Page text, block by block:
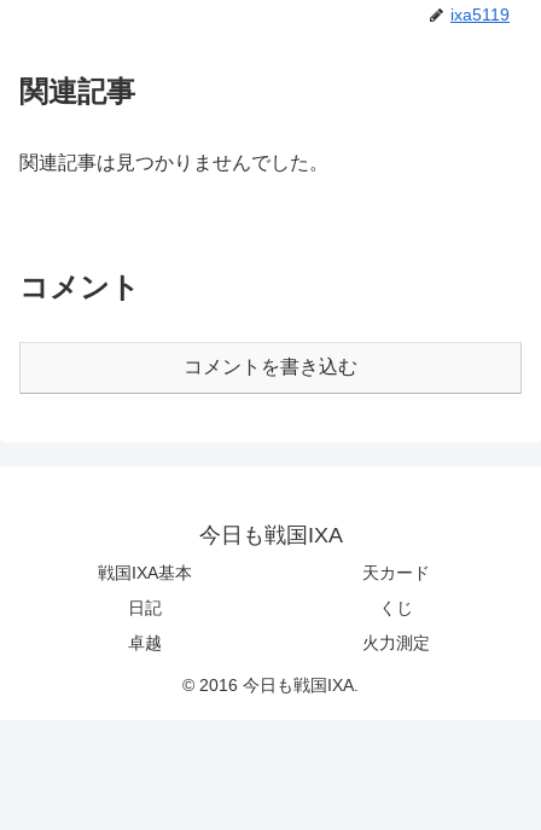
ixa5119
関連記事
関連記事は見つかりませんでした。
コメント
コメントを書き込む
今日も戦国IXA
戦国IXA基本
天カード
日記
くじ
卓越
火力測定
© 2016 今日も戦国IXA.